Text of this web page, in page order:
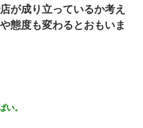
が成り立っているか考え
態度も変わるとおもいま
い。